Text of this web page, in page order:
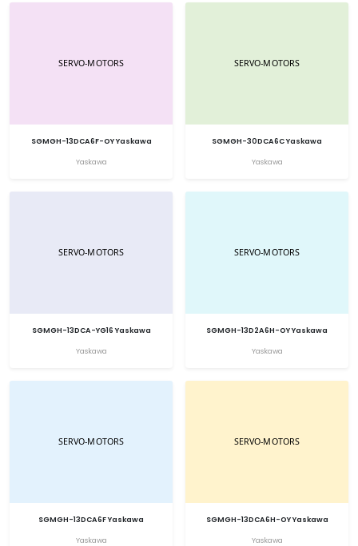
SGMGH-13DCA6F-OY Yaskawa
Yaskawa
SGMGH-30DCA6C Yaskawa
Yaskawa
SGMGH-13DCA-YG16 Yaskawa
Yaskawa
SGMGH-13D2A6H-OY Yaskawa
Yaskawa
SGMGH-13DCA6F Yaskawa
Yaskawa
SGMGH-13DCA6H-OY Yaskawa
Yaskawa